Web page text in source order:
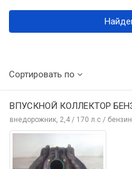
Сортировать по
ВПУСКНОЙ КОЛЛЕКТОР
внедорожник, 2,4 / 170 л.с / бензин